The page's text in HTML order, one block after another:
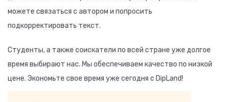
можете связаться с автором и попросить
подкорректировать текст.
Студенты, а также соискатели по всей стране уже долгое
время выбирают нас. Мы обеспечиваем качество по низкой
цене. Экономьте свое время уже сегодня с DipLand!